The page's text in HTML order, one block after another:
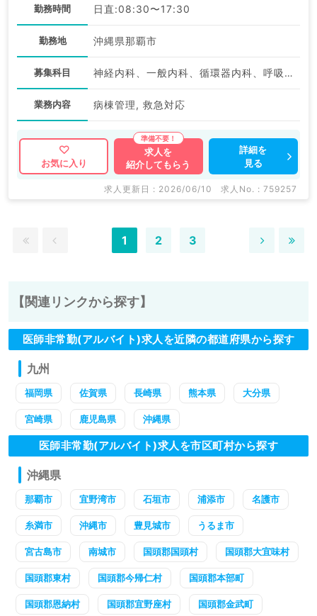
勤務時間 日直:08:30〜17:30
勤務地 沖縄県那覇市
募集科目 神経内科、一般内科、循環器内科、呼吸器内科、消化器内科、内分泌・代謝内科、腎臓内科、老年内科、血液内科、膠原病科
業務内容 病棟管理, 救急対応
お気に入り
求人を
紹介してもらう
詳細を
見る
求人更新日 : 2026/06/10 求人No. : 759257
1 2 3
【関連リンクから探す】
医師非常勤(アルバイト)求人を近隣の都道府県から探す
九州
福岡県 佐賀県 長崎県 熊本県 大分県
宮崎県 鹿児島県 沖縄県
医師非常勤(アルバイト)求人を市区町村から探す
沖縄県
那覇市 宜野湾市 石垣市 浦添市 名護市
糸満市 沖縄市 豊見城市 うるま市
宮古島市 南城市 国頭郡国頭村 国頭郡大宜味村
国頭郡東村 国頭郡今帰仁村 国頭郡本部町
国頭郡恩納村 国頭郡宜野座村 国頭郡金武町